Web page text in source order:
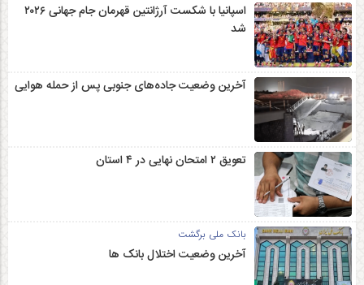
اسپانیا با شکست آرژانتین قهرمان جام جهانی ۲۰۲۶
شد
آخرین وضعیت جاده‌های جنوبی پس از حمله هوایی
تعویق ۲ امتحان نهایی در ۴ استان
بانک ملی برگشت
آخرین وضعیت اختلال بانک ها